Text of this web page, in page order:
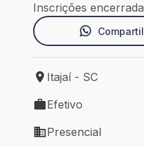
Inscrições
Local de trabalho:
Itajaí - SC
Tipo de vaga: Efetivo
Efetivo
Modelo de trabalho:
Presencial